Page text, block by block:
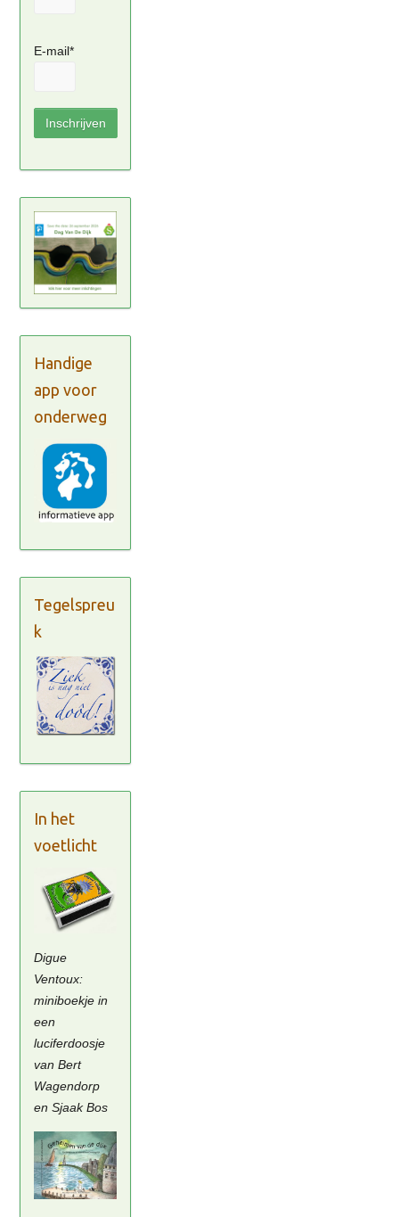
E-mail*
Handige
app voor
onderweg
Tegelspreu
k
In het
voetlicht
Digue
Ventoux:
miniboekje in
een
luciferdoosje
van Bert
Wagendorp
en Sjaak Bos